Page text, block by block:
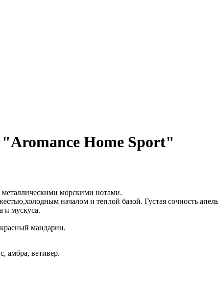
Home Sport"
морскими нотами.
началом и теплой базой. Густая сочность
и мускуса.
мандарин.
амбра, ветивер.